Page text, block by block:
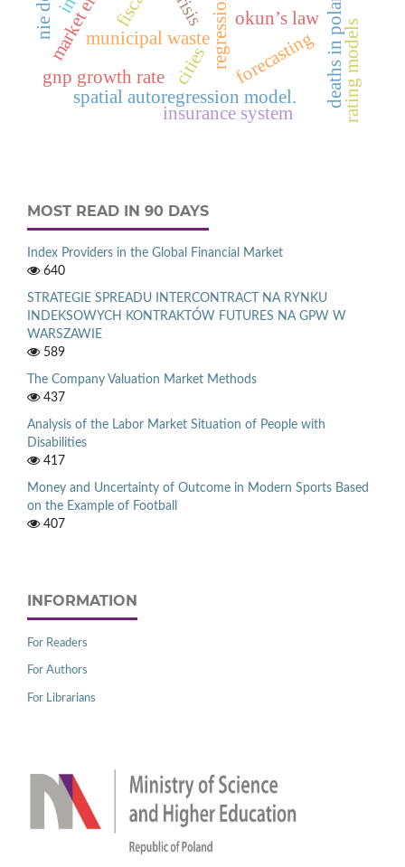
forecasting
municipal waste
cities
spatial autoregression model.
gnp growth rate
okun’s law
insurance system rating models
MOST READ IN 90 DAYS
Index Providers in the Global Financial Market
640
STRATEGIE SPREADU INTERCONTRACT NA RYNKU
INDEKSOWYCH KONTRAKTÓW FUTURES NA GPW W
WARSZAWIE
589
The Company Valuation Market Methods
437
Analysis of the Labor Market Situation of People with
Disabilities
417
Money and Uncertainty of Outcome in Modern Sports Based
on the Example of Football
407
INFORMATION
For Readers
For Authors
For Librarians